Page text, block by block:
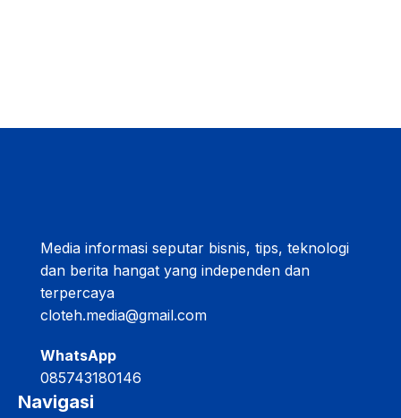
Media informasi seputar bisnis, tips, teknologi
dan berita hangat yang independen dan
terpercaya
cloteh.media@gmail.com
WhatsApp
085743180146
Navigasi